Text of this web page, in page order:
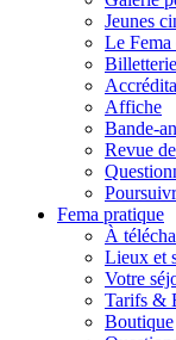
Jeunes
Le Fema
Billetterie
Affiche
Bande-
Revue
Fema pratique
À
Lieux et
Votre
Tarifs &
Boutique